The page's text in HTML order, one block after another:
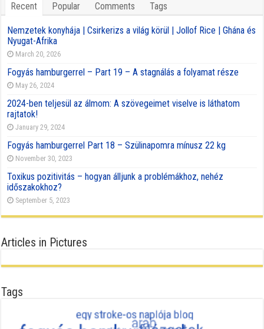
Recent Popular Comments Tags
Nemzetek konyhája | Csirkerizs a világ körül | Jollof Rice | Ghána és
Nyugat-Afrika
March 20, 2026
Fogyás hamburgerrel – Part 19 – A stagnálás a folyamat része
May 26, 2024
2024-ben teljesül az álmom: A szövegeimet viselve is láthatom
rajtatok!
January 29, 2024
Fogyás hamburgerrel Part 18 – Szülinapomra mínusz 22 kg
November 30, 2023
Toxikus pozitivitás – hogyan álljunk a problémákhoz, nehéz
időszakokhoz?
September 5, 2023
Articles in Pictures
Tags